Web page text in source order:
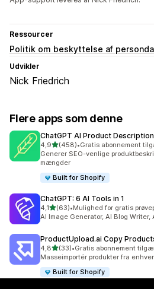
Ressourcer
Politik om beskyttelse af
Udvikler
Nick Friedrich
Flere apps som denne
ChatGPT AI Product Description
4,9ud af 5 stjerner
(458)
458 anmeldelser i alt
•Gratis abonnement
Generer SEO-venlige
mængder
Built for Shopify
ChatGPT: 6 AI Tools in 1
4,1ud af 5 stjerner
(63)
63 anmeldelser i alt
•Mulighed for gratis
AI Image Generator, AI Blog Writer,
ProductUpload.ai Copy
4,8ud af 5 stjerner
(33)
33 anmeldelser i alt
•Gratis abonnement
Masseimportér produkter fra
Built for Shopify